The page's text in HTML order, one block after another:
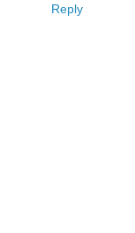
Reply